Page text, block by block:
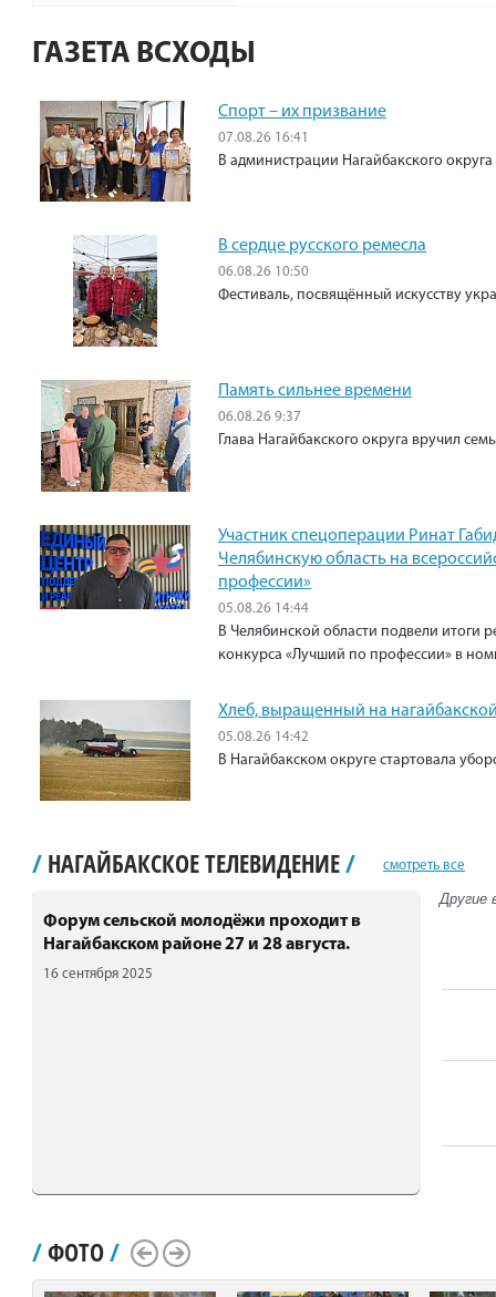
ГАЗЕТА ВСХОДЫ
Спорт – их призвание
07.08.26 16:41
В администрации Нагайбакского
В сердце русского ремесла
06.08.26 10:50
Фестиваль, посвящённый искусству
Память сильнее времени
06.08.26 9:37
Глава Нагайбакского округа вручил
Участник спецоперации Ринат
Челябинскую область на
профессии»
05.08.26 14:44
В Челябинской области подвели итоги
конкурса «Лучший по профессии» в
Хлеб, выращенный на
05.08.26 14:42
В Нагайбакском округе стартовала
/ НАГАЙБАКСКОЕ ТЕЛЕВИДЕНИЕ/ смотреть все
Форум сельской молодёжи проходит в
Нагайбакском районе 27 и 28 августа.
16 сентября 2025
Другие
/ФОТО/